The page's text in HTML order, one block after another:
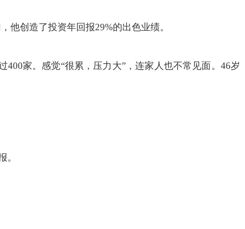
他创造了投资年回报29%的出色业绩。
家。感觉“很累，压力大”，连家人也不常见面。46岁
。